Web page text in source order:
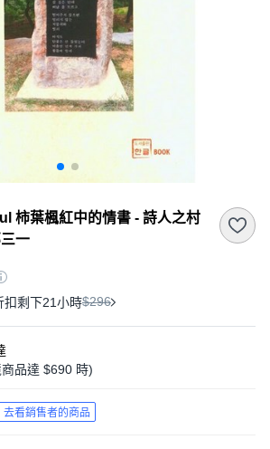
柿葉楓紅中的情書 - 詩人之村
一
扣剩下21小時$296
品達 $690 時)
去看銷售者的商品